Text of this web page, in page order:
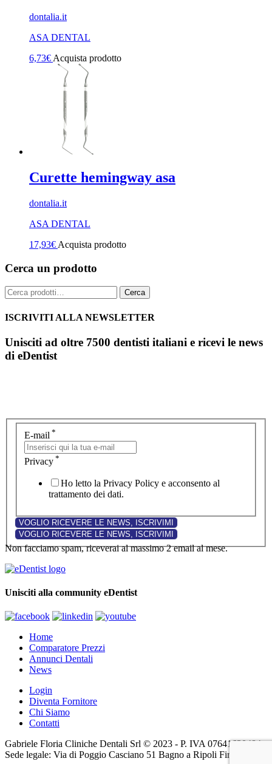
dontalia.it
ASA DENTAL
6,73€ Acquista prodotto
Curette hemingway asa
dontalia.it
ASA DENTAL
17,93€ Acquista prodotto
Cerca un prodotto
Cerca: Cerca
ISCRIVITI ALLA NEWSLETTER
Unisciti ad oltre 7500 dentisti italiani e ricevi le news
di eDentist
E-mail *
Privacy *
Ho letto la Privacy Policy e acconsento al
trattamento dei dati.
Non facciamo spam, riceverai al massimo 2 email al mese.
Unisciti alla community eDentist
Home
Comparatore Prezzi
Annunci Dentali
News
Login
Diventa Fornitore
Chi Siamo
Contatti
Gabriele Floria Cliniche Dentali Srl © 2023 - P. IVA 07641630484 -
Sede legale: Via di Poggio Casciano 51 Bagno a Ripoli Firenze (FI)